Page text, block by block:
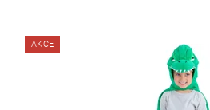
AKCE